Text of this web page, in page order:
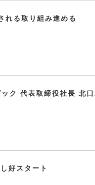
れる取り組み進める
ク 代表取締役社長 北
好スタート